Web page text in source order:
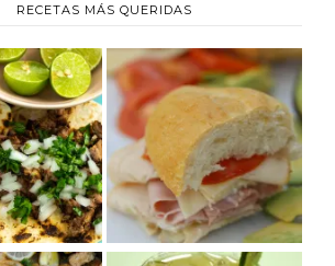
RECETAS MÁS QUERIDAS